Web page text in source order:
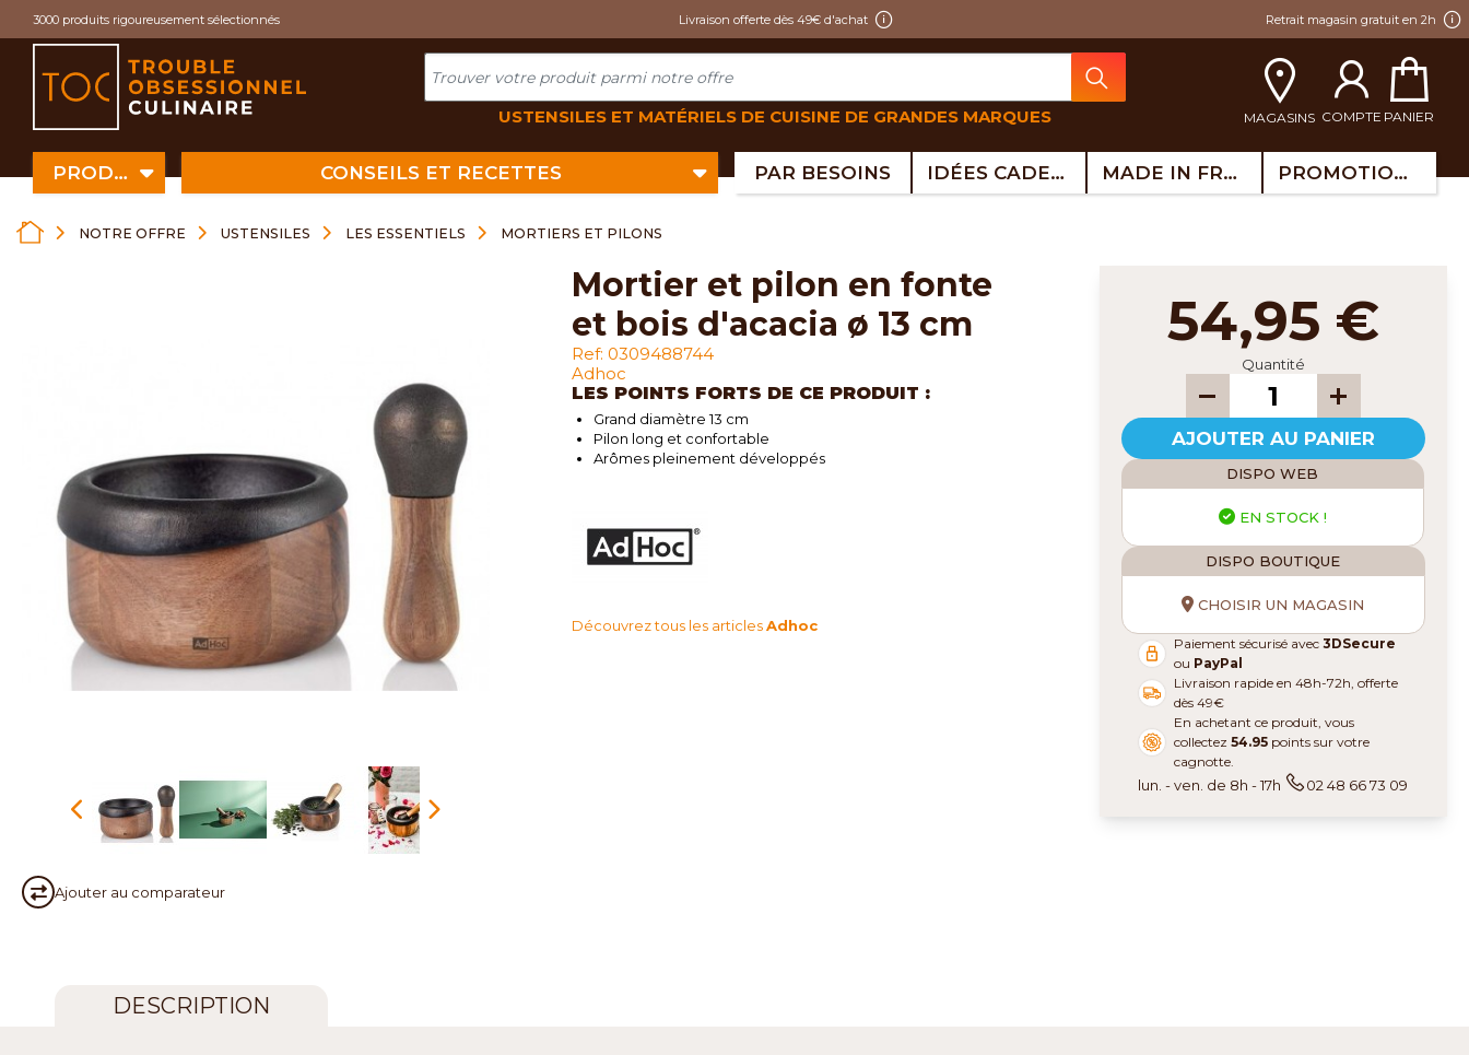
3000 produits rigoureusement sélectionnés Livraison offerte dès 49€ d'achat Retrait magasin gratuit en 2h
USTENSILES ET MATÉRIELS DE CUISINE DE GRANDES MARQUES MAGASINS COMPTE PANIER
PRODUITS CONSEILS ET RECETTES PAR BESOINS IDÉES CADEAUX MADE IN FRANCE PROMOTIONS
NOTRE OFFRE USTENSILES LES ESSENTIELS MORTIERS ET PILONS
Ajouter au comparateur
mortier et pilon en fonte
et bois d'acacia ø 13 cm
Ref: 0309488744
Adhoc
LES POINTS FORTS DE CE PRODUIT :
Grand diamètre 13 cm
Pilon long et confortable
Arômes pleinement développés
Découvrez tous les articlesAdhoc
54,95 €
Quantité
AJOUTER AU PANIER
DISPO WEB
EN STOCK !
DISPO BOUTIQUE
CHOISIR UN MAGASIN
Paiement sécurisé avec3DSecure
ou PayPal
Livraison rapide en 48h-72h, offerte
dès 49€
En achetant ce produit, vous
collectez54.95 points sur votre
cagnotte.
lun. - ven. de 8h - 17h 02 48 66 73 09
DESCRIPTION